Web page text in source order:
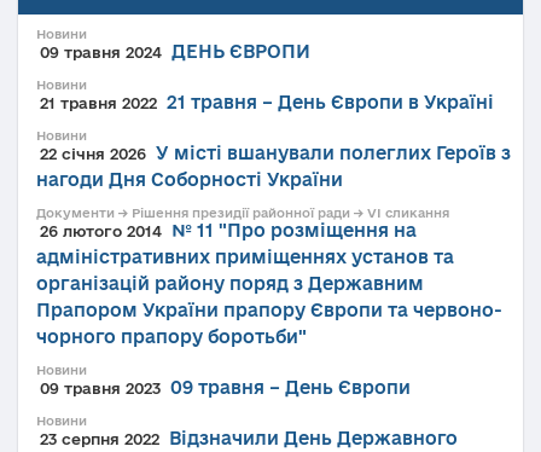
Новини
09 травня 2024 ДЕНЬ ЄВРОПИ
Новини
21 травня 2022 21 травня – День Європи в Україні
Новини
22 січня 2026 У місті вшанували полеглих Героїв з
нагоди Дня Соборності України
Документи → Рішення президії районної ради → VI сликання
26 лютого 2014
№ 11 "Про розміщення на
адміністративних приміщеннях установ та
організацій району поряд з Державним
Прапором України прапору Європи та червоно-
чорного прапору боротьби"
Новини
09 травня 2023 09 травня – День Європи
Новини
23 серпня 2022
Відзначили День Державного